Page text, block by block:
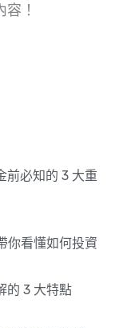
！
前必知的 3 大重
你看懂如何投資
的 3 大特點